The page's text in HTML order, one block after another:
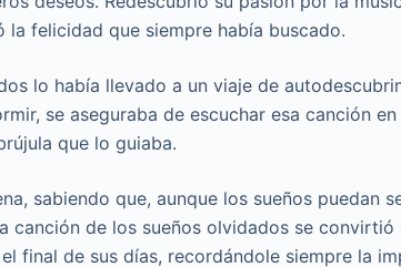
felicidad que siempre había buscado.
lo había llevado a un viaje de
se aseguraba de escuchar esa canción
que lo guiaba.
sabiendo que, aunque los sueños puedan
canción de los sueños olvidados se convirtió
final de sus días, recordándole siempre la